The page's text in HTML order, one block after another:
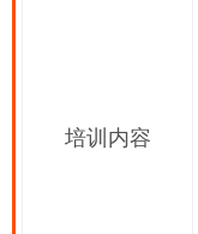
培训内容